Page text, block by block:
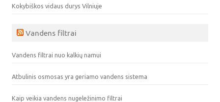
Kokybiškos vidaus durys Vilniuje
Vandens filtrai
Vandens filtrai nuo kalkių namui
Atbulinis osmosas yra geriamo vandens sistema
Kaip veikia vandens nugeležinimo filtrai